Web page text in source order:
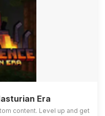
Era
content. Level up and get